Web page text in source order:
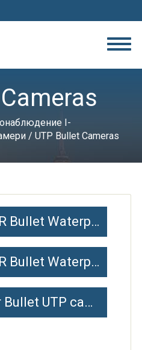
I-
/ UTP Bullet Cameras
UTP Camera
UTP Camera
UTP cameras